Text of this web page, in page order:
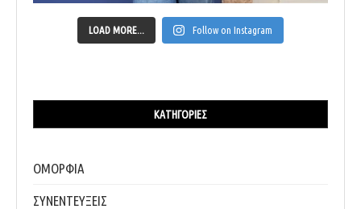
LOAD MORE... Follow on Instagram
ΚΑΤΗΓΟΡΊΕΣ
ΟΜΟΡΦΙΑ
ΣΥΝΕΝΤΕΥΞΕΙΣ